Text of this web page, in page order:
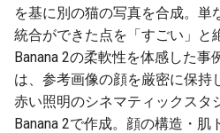
2025-12-14
2025-12-13
2025-12-12
を基に別の猫の写真を合成。単
統合ができた点を「すごい」と
Banana 2の柔軟性を体感した事
は、参考画像の顔を厳密に保持
赤い照明のシネマティックスタ
Banana 2で作成。顔の構造・肌